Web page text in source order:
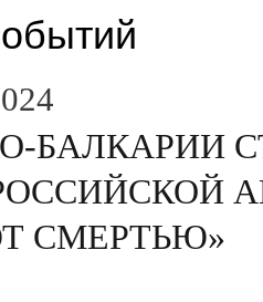
БАЛКАРИИ
СМЕРТЬЮ»